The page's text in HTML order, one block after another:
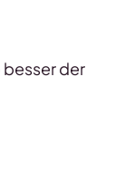
der